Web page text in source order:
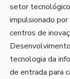
setor
impulsionado
centros de
tecnologia da
de entrada para